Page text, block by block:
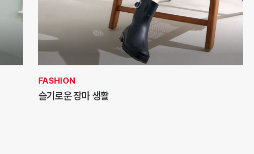
FASHION
슬기로운 장마 생활